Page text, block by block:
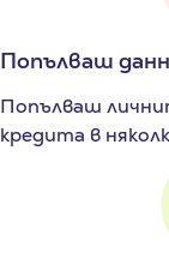
Попълваш
Попълваш
кредита в